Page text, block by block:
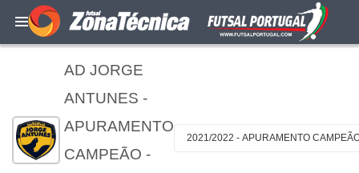
AD JORGE
ANTUNES -
APURAMENTO
CAMPEÃO -
2021/2022 - APURAMENTO